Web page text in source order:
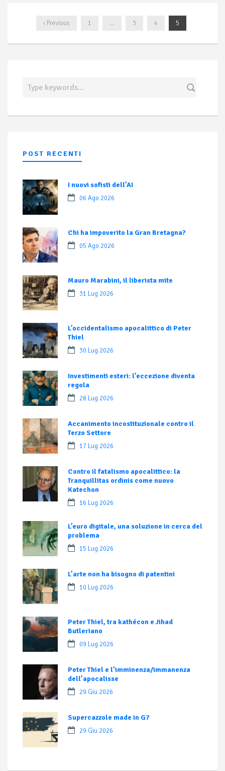
‹ Previous 1 … 3 4 5
POST RECENTI
I nuovi sofisti dell’AI
06 Ago 2026
Chi ha impoverito la Gran Bretagna?
05 Ago 2026
Mauro Marabini, il liberista mite
31 Lug 2026
L’occidentalismo apocalittico di Peter
Thiel
30 Lug 2026
Investimenti esteri: l’eccezione diventa
regola
28 Lug 2026
Accanimento incostituzionale contro il
Terzo Settore
17 Lug 2026
Contro il fatalismo apocalittico: la
Tranquillitas ordinis come nuovo
Katechon
16 Lug 2026
L’euro digitale, una soluzione in cerca del
problema
15 Lug 2026
L’arte non ha bisogno di patentini
10 Lug 2026
Peter Thiel, tra kathécon e Jihad
Butleriano
09 Lug 2026
Peter Thiel e l’imminenza/immanenza
dell’apocalisse
29 Giu 2026
Supercazzole made in G7
29 Giu 2026